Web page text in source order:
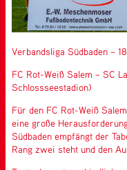
Verbandsliga Südbaden –
FC Rot-Weiß Salem – SC
Schlossseestadion)
Für den FC Rot-Weiß
eine große
Südbaden empfängt der
Rang zwei steht und den